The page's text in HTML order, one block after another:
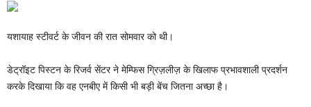
यशायाह स्टीवर्ट के जीवन की रात सोमवार को थी।
डेट्रॉइट पिस्टन के रिजर्व सेंटर ने मेम्फिस ग्रिज़लीज़ के खिलाफ प्रभावशाली प्रदर्शन
करके दिखाया कि वह एनबीए में किसी भी बड़ी बेंच जितना अच्छा है।